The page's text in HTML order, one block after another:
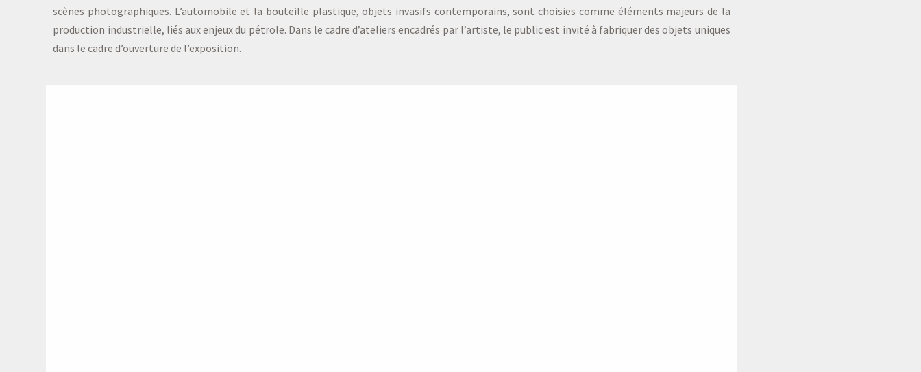
scènes photographiques. L’automobile et la bouteille plastique, objets invasifs contemporains, sont choisies comme éléments majeurs de la
production industrielle, liés aux enjeux du pétrole. Dans le cadre d’ateliers encadrés par l’artiste, le public est invité à fabriquer des objets uniques
dans le cadre d’ouverture de l’exposition.